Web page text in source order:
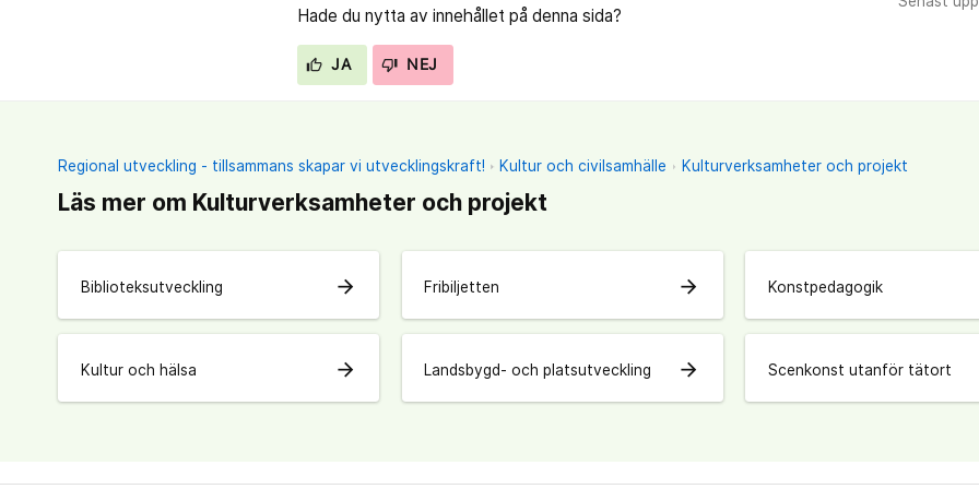
Hade du nytta av innehållet på denna sida?
JA NEJ
Regional utveckling - tillsammans skapar vi utvecklingskraft! Kultur och civilsamhälle Kulturverksamheter och projekt
Läs mer om Kulturverksamheter och projekt
Biblioteksutveckling arrow_forward Fribiljetten arrow_forward Konstpedagogik
Kultur och hälsa arrow_forward Landsbygd- och platsutveckling arrow_forward Scenkonst utanför tätort